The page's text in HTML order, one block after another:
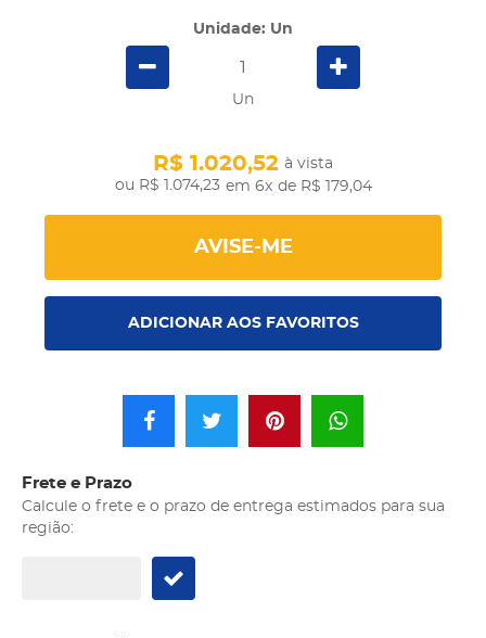
Unidade: Un
Un
R$ 1.074,23
R$ 1.020,52 à vista
em 6x de R$ 179,04
AVISE-ME
ADICIONAR AOS FAVORITOS
Frete e Prazo
Calcule o frete e o prazo de entrega estimados para sua
região: